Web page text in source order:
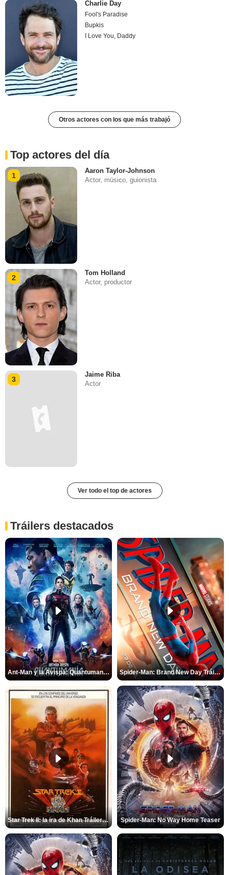
Charlie Day
Fool's Paradise
Bupkis
I Love You, Daddy
Otros actores con los que más trabajó
Top actores del día
1
Aaron Taylor-Johnson
Actor, músico, guionista
2
Tom Holland
Actor, productor
3
Jaime Riba
Actor
Ver todo el top de actores
Tráilers destacados
Ant-Man y la Avispa: Quantumanía Tráiler (2) Spider-Man: Brand New Day Tráiler (3)
Star Trek II: la ira de Khan Tráiler VO Spider-Man: No Way Home Teaser